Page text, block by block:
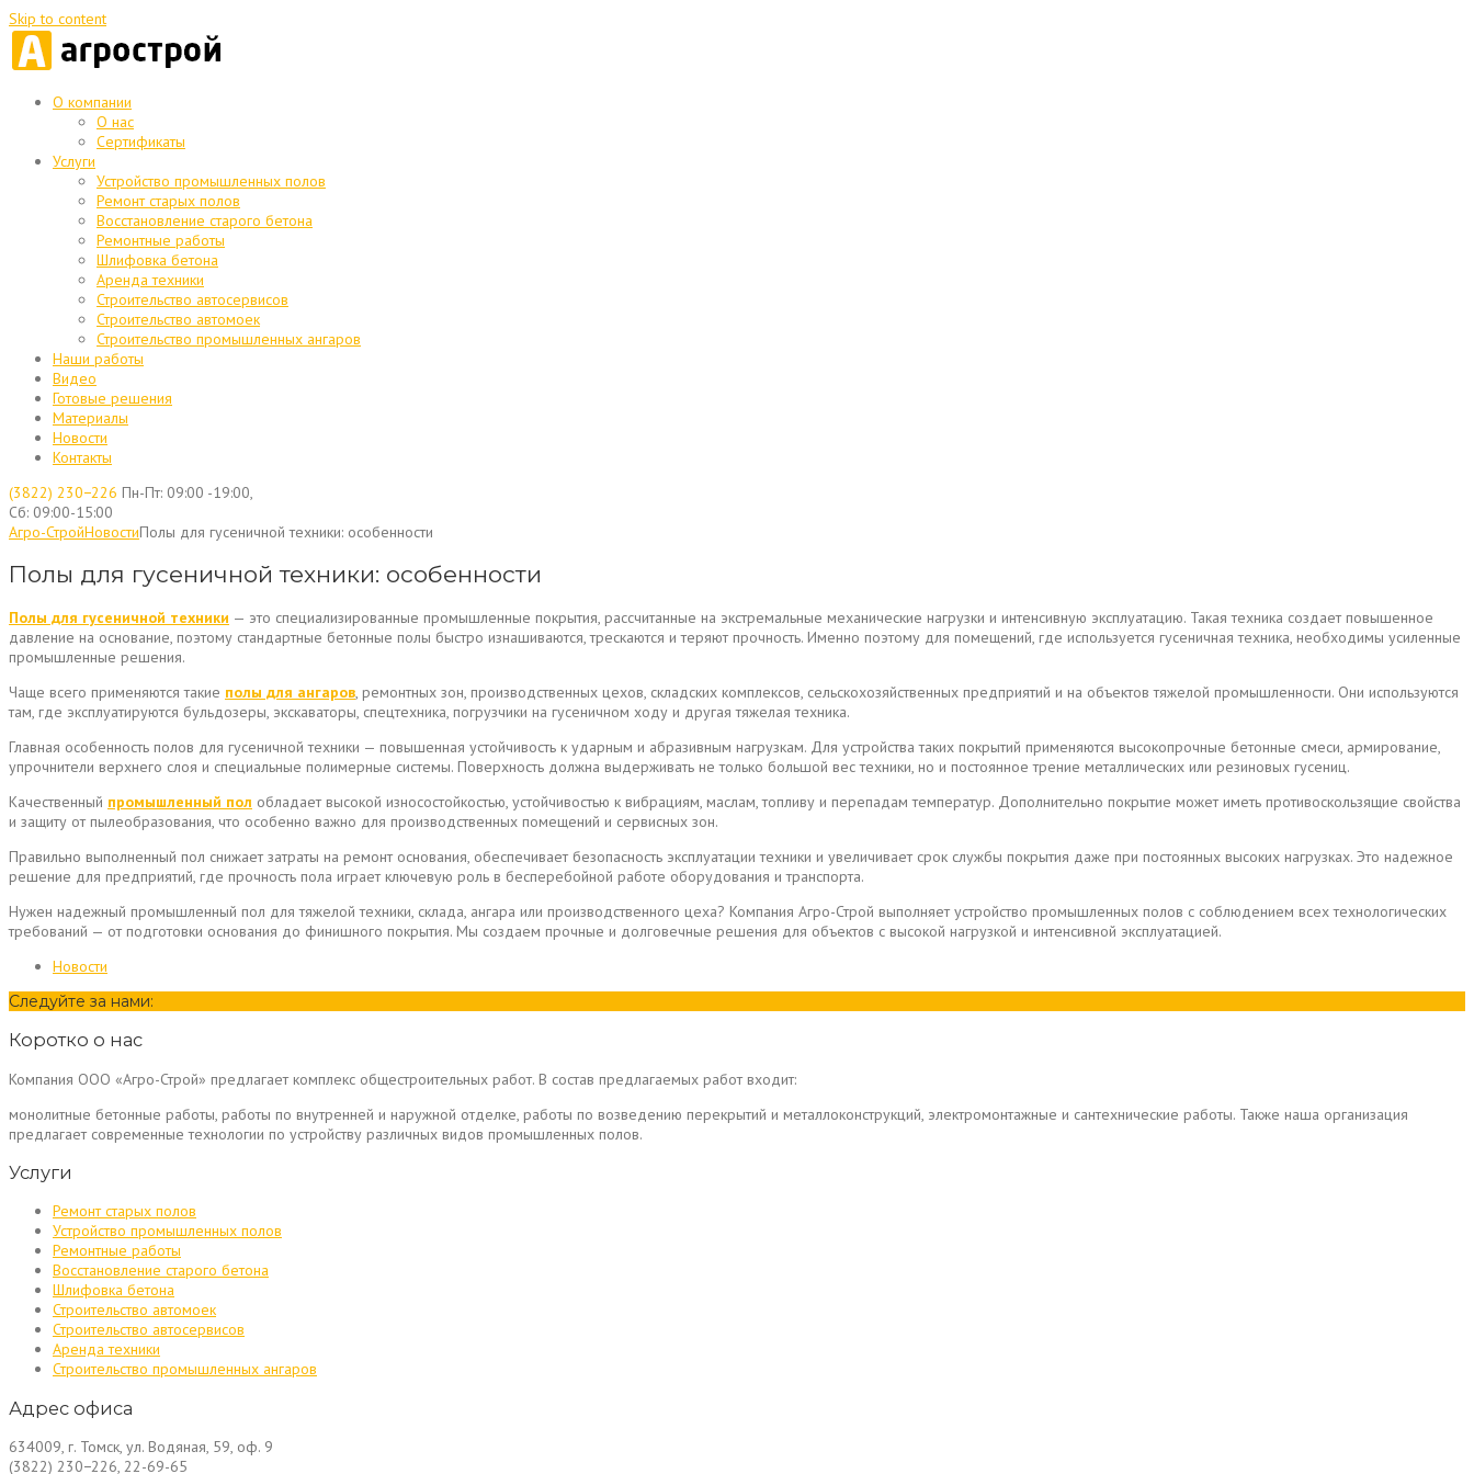
Skip to content
О компании
О нас
Сертификаты
Услуги
Устройство промышленных полов
Ремонт старых полов
Восстановление старого бетона
Ремонтные работы
Шлифовка бетона
Аренда техники
Строительство автосервисов
Строительство автомоек
Строительство промышленных ангаров
Наши работы
Видео
Готовые решения
Материалы
Новости
Контакты
(3822) 230−226 Пн-Пт: 09:00 -19:00,
Сб: 09:00-15:00
Агро-СтройНовостиПолы для гусеничной техники: особенности
Полы для гусеничной техники: особенности
Полы для гусеничной техники — это специализированные промышленные покрытия, рассчитанные на экстремальные механические нагрузки и интенсивную эксплуатацию. Такая техника создает повышенное
давление на основание, поэтому стандартные бетонные полы быстро изнашиваются, трескаются и теряют прочность. Именно поэтому для помещений, где используется гусеничная техника, необходимы усиленные
промышленные решения.
Чаще всего применяются такие полы для ангаров, ремонтных зон, производственных цехов, складских комплексов, сельскохозяйственных предприятий и на объектов тяжелой промышленности. Они используются
там, где эксплуатируются бульдозеры, экскаваторы, спецтехника, погрузчики на гусеничном ходу и другая тяжелая техника.
Главная особенность полов для гусеничной техники — повышенная устойчивость к ударным и абразивным нагрузкам. Для устройства таких покрытий применяются высокопрочные бетонные смеси, армирование,
упрочнители верхнего слоя и специальные полимерные системы. Поверхность должна выдерживать не только большой вес техники, но и постоянное трение металлических или резиновых гусениц.
Качественный промышленный пол обладает высокой износостойкостью, устойчивостью к вибрациям, маслам, топливу и перепадам температур. Дополнительно покрытие может иметь противоскользящие свойства
и защиту от пылеобразования, что особенно важно для производственных помещений и сервисных зон.
Правильно выполненный пол снижает затраты на ремонт основания, обеспечивает безопасность эксплуатации техники и увеличивает срок службы покрытия даже при постоянных высоких нагрузках. Это надежное
решение для предприятий, где прочность пола играет ключевую роль в бесперебойной работе оборудования и транспорта.
Нужен надежный промышленный пол для тяжелой техники, склада, ангара или производственного цеха? Компания Агро-Строй выполняет устройство промышленных полов с соблюдением всех технологических
требований — от подготовки основания до финишного покрытия. Мы создаем прочные и долговечные решения для объектов с высокой нагрузкой и интенсивной эксплуатацией.
Новости
Следуйте за нами:
Коротко о нас
Компания ООО «Агро-Строй» предлагает комплекс общестроительных работ. В состав предлагаемых работ входит:
монолитные бетонные работы, работы по внутренней и наружной отделке, работы по возведению перекрытий и металлоконструкций, электромонтажные и сантехнические работы. Также наша организация
предлагает современные технологии по устройству различных видов промышленных полов.
Услуги
Ремонт старых полов
Устройство промышленных полов
Ремонтные работы
Восстановление старого бетона
Шлифовка бетона
Строительство автомоек
Строительство автосервисов
Аренда техники
Строительство промышленных ангаров
Адрес офиса
634009, г. Томск, ул. Водяная, 59, оф. 9
(3822) 230−226, 22-69-65